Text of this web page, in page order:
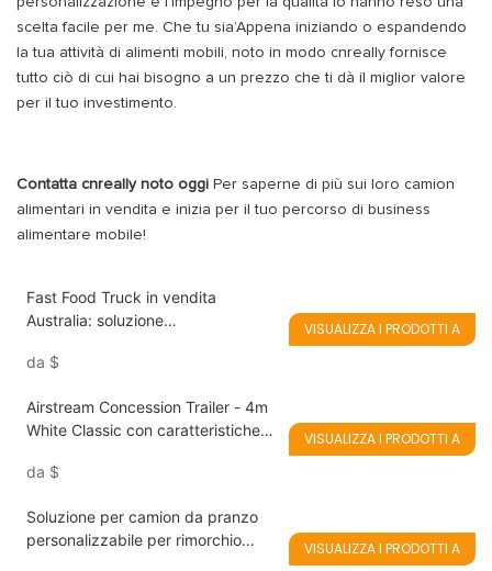
scelta facile per me. Che tu sia’Appena iniziando o espandendo
la tua attività di alimenti mobili, noto in modo cnreally fornisce
tutto ciò di cui hai bisogno a un prezzo che ti dà il miglior valore
per il tuo investimento.
Contatta cnreally noto oggi Per saperne di più sui loro camion
alimentari in vendita e inizia per il tuo percorso di business
alimentare mobile!
Fast Food Truck in vendita
Australia: soluzione
da $
VISUALIZZA I PRODOTTI A
Airstream Concession Trailer - 4m
White Classic con caratteristiche
da $
VISUALIZZA I PRODOTTI A
Soluzione per camion da pranzo
personalizzabile per rimorchio
VISUALIZZA I PRODOTTI A